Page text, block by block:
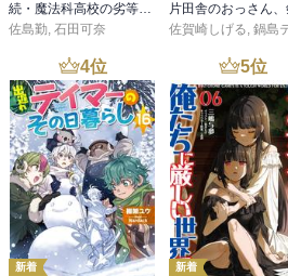
佐島勤 石田可奈
佐賀崎しげる 鍋島テツヒ
4位
新着
5位
新着